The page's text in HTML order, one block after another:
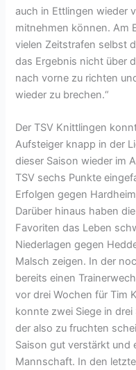
auch in Ettlingen wieder
mitnehmen können. Am
vielen Zeitstrafen selbst
das Ergebnis nicht über
nach vorne zu richten
wieder zu brechen.“
Der TSV Knittlingen
Aufsteiger knapp in der
dieser Saison wieder im
TSV sechs Punkte
Erfolgen gegen
Darüber hinaus haben
Favoriten das Leben
Niederlagen gegen
Malsch zeigen. In der
bereits einen
vor drei Wochen für Tim
konnte zwei Siege in drei
der also zu fruchten
Saison gut verstärkt und
Mannschaft. In den